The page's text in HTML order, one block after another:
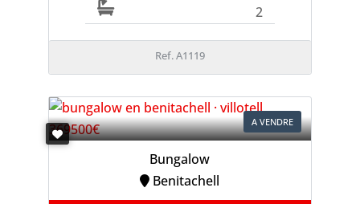
2
Ref. A1119
A VENDRE
Bungalow
Benitachell